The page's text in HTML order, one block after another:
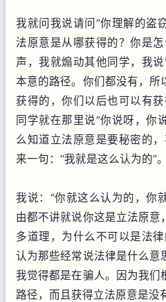
我就问我说请问“你理解的盗
法原意是从哪获得的？你是
声，我就煽动其他同学，我
本意的路径。你们都没有，所
获得的，你们以后也可以有
同学就在那里说“你说呀，你
么知道立法原意是要秘密的
来一句：“我就是这么认为的”。
我说：“你就这么认为的，你
由都不讲就说你这是立法原意
多道理，为什么不可以是法
认为那些经常说法律是什么意
我觉得都是在骗人。因为我们
路径，而且获得立法原意是没